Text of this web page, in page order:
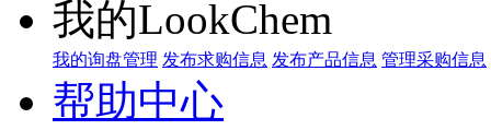
我的LookChem
我的询盘管理 发布求购信息 发布产品信息 管理采购信息
帮助中心